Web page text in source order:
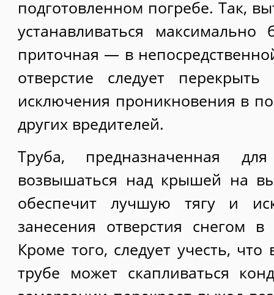
подготовленном погребе. Так,
устанавливаться
приточная — в
отверстие следует
исключения проникновения в
других вредителей.
Труба, предназначенная
возвышаться над крышей на
обеспечит лучшую тягу и
занесения отверстия снегом
Кроме того, следует учесть,
трубе может скапливаться